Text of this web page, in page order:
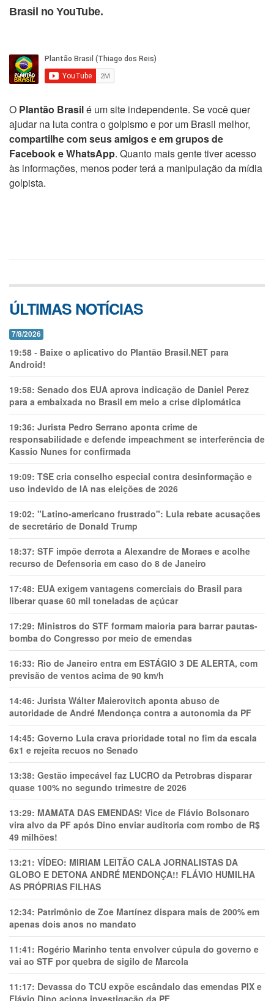
Brasil no YouTube.
O Plantão Brasilé um site independente. Se você quer
ajudar na luta contra o golpismo e por um Brasil melhor,
compartilhe com seus amigos e em grupos de
Facebook e WhatsApp. Quanto mais gente tiver acesso
às informações, menos poder terá a manipulação da mídia
golpista.
ÚLTIMAS NOTÍCIAS
7/8/2026
19:58 - Baixe o aplicativo do Plantão Brasil.NET para
Android!
19:58: Senado dos EUA aprova indicação de Daniel Perez
para a embaixada no Brasil em meio a crise diplomática
19:36: Jurista Pedro Serrano aponta crime de
responsabilidade e defende impeachment se interferência de
Kassio Nunes for confirmada
19:09: TSE cria conselho especial contra desinformação e
uso indevido de IA nas eleições de 2026
19:02: "Latino-americano frustrado": Lula rebate acusações
de secretário de Donald Trump
18:37: STF impõe derrota a Alexandre de Moraes e acolhe
recurso de Defensoria em caso do 8 de Janeiro
17:48: EUA exigem vantagens comerciais do Brasil para
liberar quase 60 mil toneladas de açúcar
17:29: Ministros do STF formam maioria para barrar pautas-
bomba do Congresso por meio de emendas
16:33: Rio de Janeiro entra em ESTÁGIO 3 DE ALERTA, com
previsão de ventos acima de 90 km/h
14:46: Jurista Wálter Maierovitch aponta abuso de
autoridade de André Mendonça contra a autonomia da PF
14:45: Governo Lula crava prioridade total no fim da escala
6x1 e rejeita recuos no Senado
13:38: Gestão impecável faz LUCRO da Petrobras disparar
quase 100% no segundo trimestre de 2026
13:29: MAMATA DAS EMENDAS! Vice de Flávio Bolsonaro
vira alvo da PF após Dino enviar auditoria com rombo de R$
49 milhões!
13:21: VÍDEO: MIRIAM LEITÃO CALA JORNALISTAS DA
GLOBO E DETONA ANDRÉ MENDONÇA!! FLÁVIO HUMILHA
AS PRÓPRIAS FILHAS
12:34: Patrimônio de Zoe Martínez dispara mais de 200% em
apenas dois anos no mandato
11:41: Rogério Marinho tenta envolver cúpula do governo e
vai ao STF por quebra de sigilo de Marcola
11:17: Devassa do TCU expõe escândalo das emendas PIX e
Flávio Dino aciona investigação da PF